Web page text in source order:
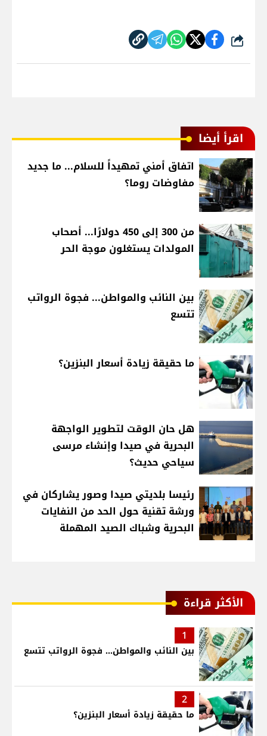
شارك
اقرأ أيضا
اتفاق أمني تمهيداً للسلام... ما جديد
مفاوضات روما؟
من 300 إلى 450 دولارًا... أصحاب
المولدات يستغلون موجة الحر
بين النائب والمواطن... فجوة الرواتب
تتسع
ما حقيقة زيادة أسعار البنزين؟
هل حان الوقت لتطوير الواجهة
البحرية في صيدا وإنشاء مرسى
سياحي حديث؟
رئيسا بلديتي صيدا وصور يشاركان في
ورشة تقنية حول الحد من النفايات
البحرية وشباك الصيد المهملة
الأكثر قراءة
1
بين النائب والمواطن... فجوة الرواتب تتسع
2
ما حقيقة زيادة أسعار البنزين؟